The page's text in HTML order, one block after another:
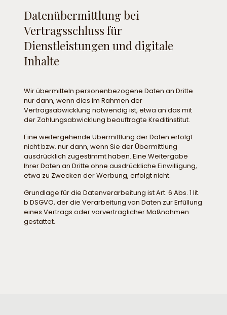
Datenübermittlung bei
Vertragsschluss für
Dienstleistungen und digitale
Inhalte
Wir übermitteln personenbezogene Daten an Dritte
nur dann, wenn dies im Rahmen der
Vertragsabwicklung notwendig ist, etwa an das mit
der Zahlungsabwicklung beauftragte Kreditinstitut.
Eine weitergehende Übermittlung der Daten erfolgt
nicht bzw. nur dann, wenn Sie der Übermittlung
ausdrücklich zugestimmt haben. Eine Weitergabe
Ihrer Daten an Dritte ohne ausdrückliche Einwilligung,
etwa zu Zwecken der Werbung, erfolgt nicht.
Grundlage für die Datenverarbeitung ist Art. 6 Abs. 1 lit.
b DSGVO, der die Verarbeitung von Daten zur Erfüllung
eines Vertrags oder vorvertraglicher Maßnahmen
gestattet.